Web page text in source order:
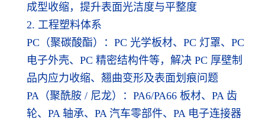
成型收缩，提升表面光洁度与平整度
2. 工程塑料体系
PC（聚碳酸酯）：PC 光学板材、PC 灯罩、PC
电子外壳、PC 精密结构件等，解决 PC 厚壁制
品内应力收缩、翘曲变形及表面划痕问题
PA（聚酰胺 / 尼龙）：PA6/PA66 板材、PA 齿
轮、PA 轴承、PA 汽车零部件、PA 电子连接器